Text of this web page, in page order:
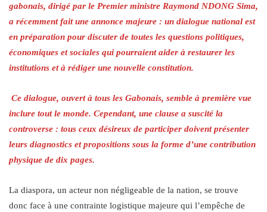
gabonais, dirigé par le Premier ministre Raymond NDONG Sima,
a récemment fait une annonce majeure : un dialogue national est
en préparation pour discuter de toutes les questions politiques,
économiques et sociales qui pourraient aider à restaurer les
institutions et à rédiger une nouvelle constitution.
Ce dialogue, ouvert à tous les Gabonais, semble à première vue
inclure tout le monde. Cependant, une clause a suscité la
controverse : tous ceux désireux de participer doivent présenter
leurs diagnostics et propositions sous la forme d’une contribution
physique de dix pages.
La diaspora, un acteur non négligeable de la nation, se trouve
donc face à une contrainte logistique majeure qui l’empêche de